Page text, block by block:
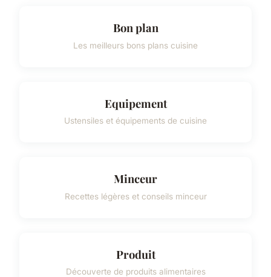
Bon plan
Les meilleurs bons plans cuisine
Equipement
Ustensiles et équipements de cuisine
Minceur
Recettes légères et conseils minceur
Produit
Découverte de produits alimentaires